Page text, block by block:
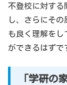
不登校に対する
し、さらにそ
も良く理解をし
ができるはずで
「学研の